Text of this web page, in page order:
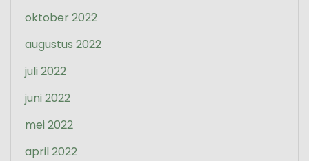
oktober 2022
augustus 2022
juli 2022
juni 2022
mei 2022
april 2022